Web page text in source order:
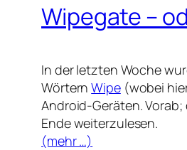
Wipegate –
In der letzten Woche
WörternWipe(wobei
Android-Geräten.
Ende weiterzulesen.
(mehr …)